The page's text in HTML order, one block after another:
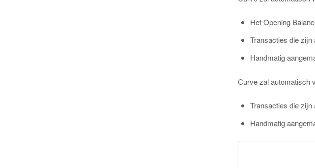
Het Opening
Transacties die zijn
Handmatig
Curve zal automatisch
Transacties die zijn
Handmatig